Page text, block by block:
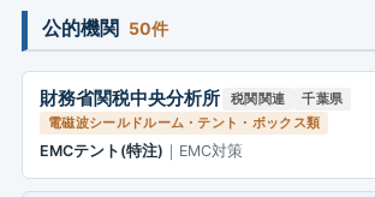
公的機関 50件
財務省関税中央分析所 税関関連
千葉県
電磁波シールドルーム・テント・ボックス類
EMCテント(特注) ｜EMC対策